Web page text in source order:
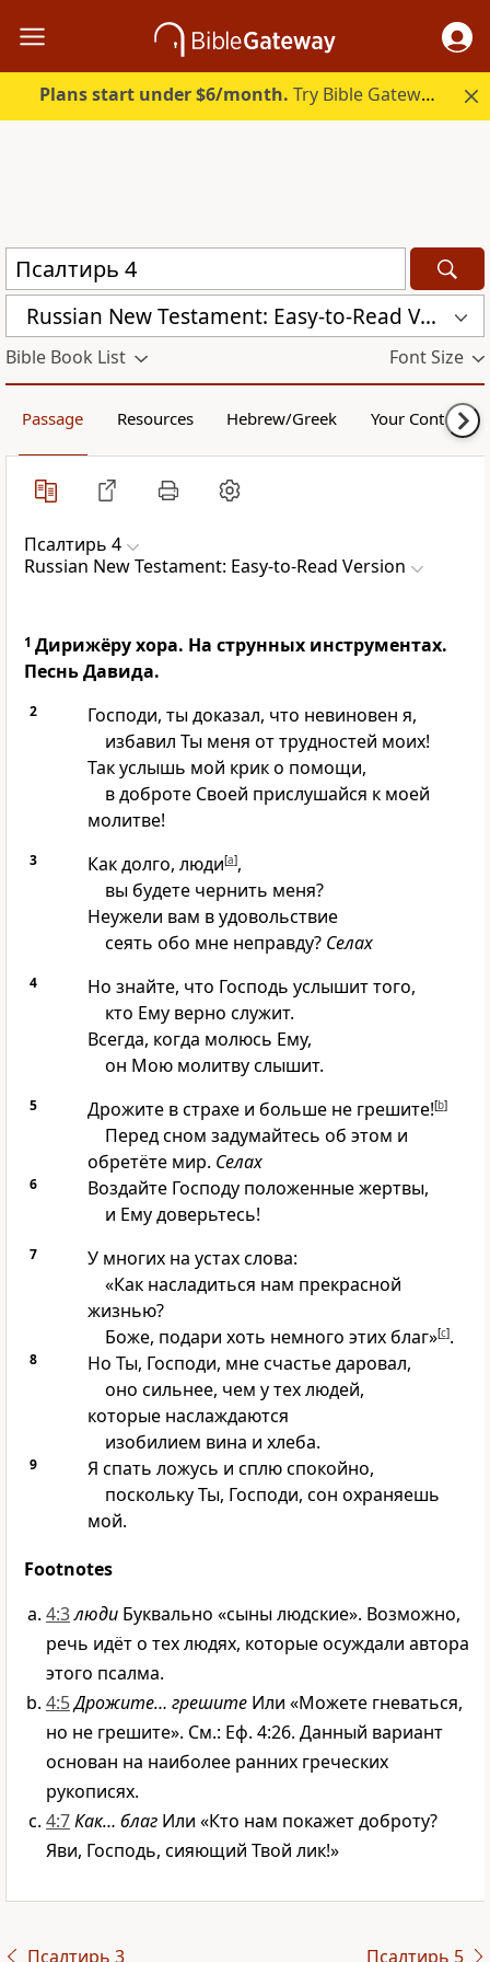
Plans start under $6/month. Try Bible Gateway Plus.
Russian New Testament: Easy-to-Read Version (ERV-RU)
Bible Book List Font Size
Passage Resources Hebrew/Greek Your Content
Псалтирь 4
Russian New Testament: Easy-to-Read Version
1 Дирижёру хора. На струнных инструментах.
Песнь Давида.
2
Господи, ты доказал, что невиновен я,
избавил Ты меня от трудностей моих!
Так услышь мой крик о помощи,
в доброте Своей прислушайся к моей
молитве!
3 Как долго, люди[a],
вы будете чернить меня?
Неужели вам в удовольствие
сеять обо мне неправду? Селах
4
Но знайте, что Господь услышит того,
кто Ему верно служит.
Всегда, когда молюсь Ему,
он Мою молитву слышит.
5 Дрожите в страхе и больше не грешите![b]
Перед сном задумайтесь об этом и
обретёте мир. Селах
6
Воздайте Господу положенные жертвы,
и Ему доверьтесь!
7
У многих на устах слова:
«Как насладиться нам прекрасной
жизнью?
Боже, подари хоть немного этих благ»[c].
8
Но Ты, Господи, мне счастье даровал,
оно сильнее, чем у тех людей,
которые наслаждаются
изобилием вина и хлеба.
9
Я спать ложусь и сплю спокойно,
поскольку Ты, Господи, сон охраняешь
мой.
Footnotes
4:3люди Буквально «сыны людские». Возможно,
речь идёт о тех людях, которые осуждали автора
этого псалма.
4:5Дрожите… грешите Или «Можете гневаться,
но не грешите». См.: Еф. 4:26. Данный вариант
основан на наиболее ранних греческих
рукописях.
4:7Как… благ Или «Кто нам покажет доброту?
Яви, Господь, сияющий Твой лик!»
Псалтирь 3 Псалтирь 5